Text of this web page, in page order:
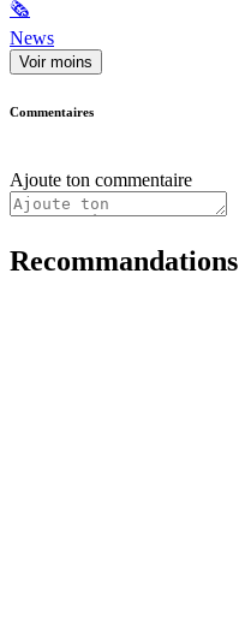
🗞
News
Voir moins
Commentaires
Ajoute ton commentaire
Recommandations